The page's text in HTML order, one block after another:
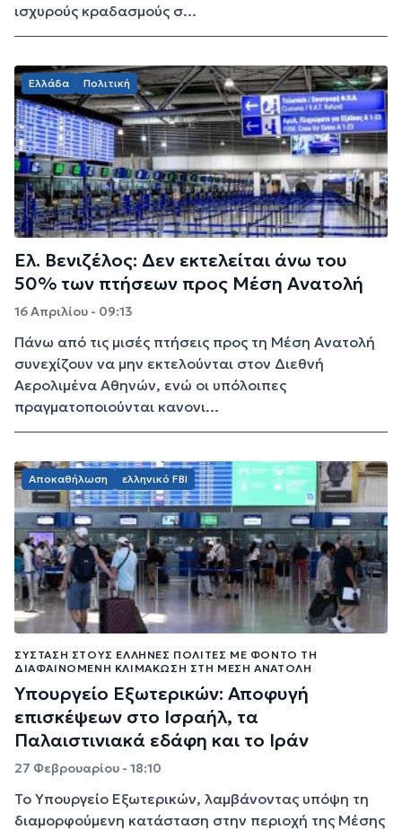
ισχυρούς κραδασμούς σ...
Ελλάδα Πολιτική
Ελ. Βενιζέλος: Δεν εκτελείται άνω του
50% των πτήσεων προς Μέση Ανατολή
16 Απριλίου - 09:13
Πάνω από τις μισές πτήσεις προς τη Μέση Ανατολή
συνεχίζουν να μην εκτελούνται στον Διεθνή
Αερολιμένα Αθηνών, ενώ οι υπόλοιπες
πραγματοποιούνται κανονι...
Αποκαθήλωση ελληνικό FBI
ΣΎΣΤΑΣΗ ΣΤΟΥΣ ΈΛΛΗΝΕΣ ΠΟΛΊΤΕΣ ΜΕ ΦΌΝΤΟ ΤΗ
ΔΙΑΦΑΙΝΌΜΕΝΗ ΚΛΙΜΆΚΩΣΗ ΣΤΗ ΜΈΣΗ ΑΝΑΤΟΛΉ
Υπουργείο Εξωτερικών: Αποφυγή
επισκέψεων στο Ισραήλ, τα
Παλαιστινιακά εδάφη και το Ιράν
27 Φεβρουαρίου - 18:10
Το Υπουργείο Εξωτερικών, λαμβάνοντας υπόψη τη
διαμορφούμενη κατάσταση στην περιοχή της Μέσης